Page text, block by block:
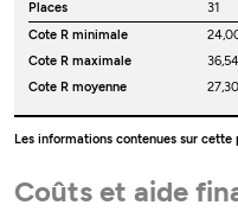
Places
31
Cote R minimale
Cote R maximale
Cote R moyenne
Les informations contenues sur
Coûts et aide